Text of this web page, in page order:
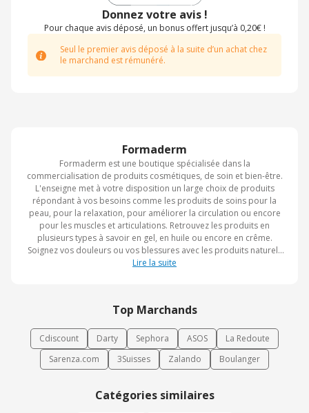
Formaderm
Formaderm est une boutique spécialisée dans la
commercialisation de produits cosmétiques, de soin et bien-être.
L'enseigne met à votre disposition un large choix de produits
répondant à vos besoins comme les produits de soins pour la
peau, pour la relaxation, pour améliorer la circulation ou encore
pour les muscles et articulations. Retrouvez les produits en
plusieurs types à savoir en gel, en huile ou encore en crême.
Soignez vos douleurs ou vos blessures avec les produits naturels
de Formaderm.
Lire la suite
Top Marchands
Cdiscount Darty Sephora ASOS
La Redoute
Sarenza.com
3Suisses Zalando Boulanger
Catégories similaires
Donnez votre avis !
Pour chaque avis déposé, un bonus offert jusqu’à 0,20€ !
Seul le premier avis déposé à la suite d’un achat chez
le marchand est rémunéré.